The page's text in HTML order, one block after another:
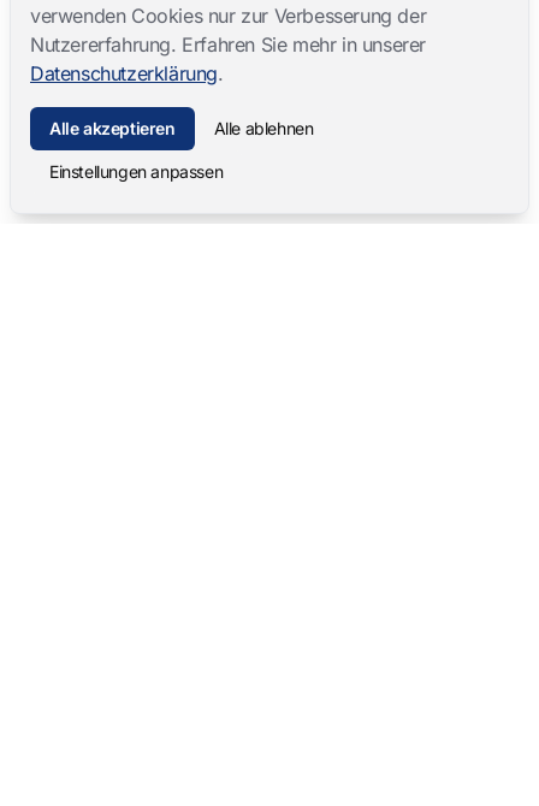
verwenden Cookies nur zur Verbesserung der
Nutzererfahrung. Erfahren Sie mehr in unserer
Datenschutzerklärung.
Alle akzeptieren Alle ablehnen
Einstellungen anpassen